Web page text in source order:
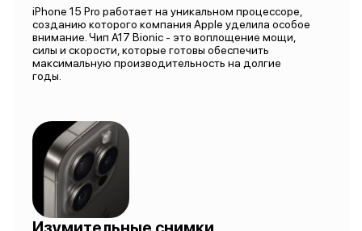
iPhone 15 Pro работает на уникальном процессоре,
созданию которого компания Apple уделила особое
внимание. Чип A17 Bionic - это воплощение мощи,
силы и скорости, которые готовы обеспечить
максимальную производительность на долгие
годы.